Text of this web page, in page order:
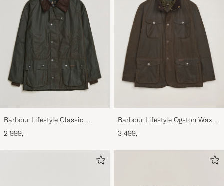
Barbour Lifestyle Classic
Bedale Jacket Olive
2 999,-
Barbour Lifestyle Ogston Waxed
Jacket Olive
3 499,-